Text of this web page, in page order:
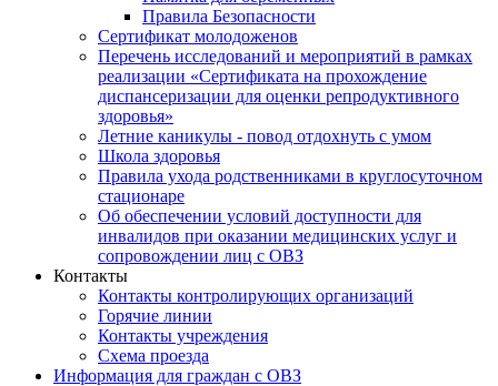
Правила Безопасности
Сертификат молодоженов
Перечень исследований и мероприятий в рамках
реализации «Сертификата на прохождение
диспансеризации для оценки репродуктивного
здоровья»
Летние каникулы - повод отдохнуть с умом
Школа здоровья
Правила ухода родственниками в круглосуточном
стационаре
Об обеспечении условий доступности для
инвалидов при оказании медицинских услуг и
сопровождении лиц с ОВЗ
Контакты
Контакты контролирующих организаций
Горячие линии
Контакты учреждения
Схема проезда
Информация для граждан с ОВЗ